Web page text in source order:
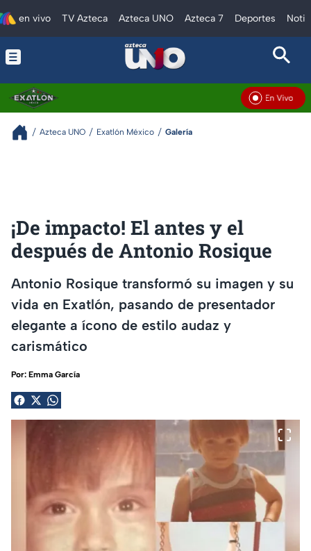
en vivo TV Azteca Azteca UNO Azteca 7 Deportes
En Vivo
Azteca UNO Exatlón México Galería
¡De impacto! El antes y el
después de Antonio Rosique
Antonio Rosique transformó su imagen y su
vida en Exatlón, pasando de presentador
elegante a ícono de estilo audaz y
carismático
Por: Emma García